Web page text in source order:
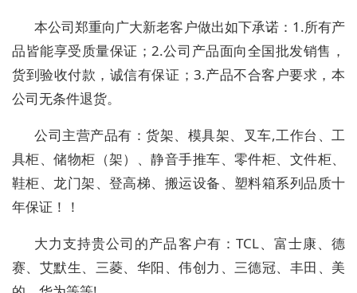
本公司郑重向广大新老客户做出如下承诺：1.所有产
品皆能享受质量保证；2.公司产品面向全国批发销售，
货到验收付款，诚信有保证；3.产品不合客户要求，本
公司无条件退货。
公司主营产品有：货架、模具架、叉车,工作台、工
具柜、储物柜（架）、静音手推车、零件柜、文件柜、
鞋柜、龙门架、登高梯、搬运设备、塑料箱系列品质十
年保证！！
大力支持贵公司的产品客户有：TCL、富士康、德
赛、艾默生、三菱、华阳、伟创力、三德冠、丰田、美